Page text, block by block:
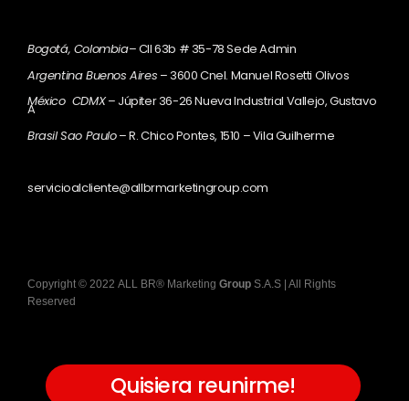
Bogotá, Colombia– Cll 63b # 35-78 Sede Admin
Argentina Buenos Aires – 3600 Cnel. Manuel Rosetti Olivos
México CDMX– Júpiter 36-26 Nueva Industrial Vallejo, Gustavo
A
Brasil Sao Paulo– R. Chico Pontes, 1510 – Vila Guilherme
servicioalcliente@allbrmarketingroup.com
Copyright© 2022 ALL BR® Marketing Group S.A.S | All Rights
Reserved
Quisiera reunirme!